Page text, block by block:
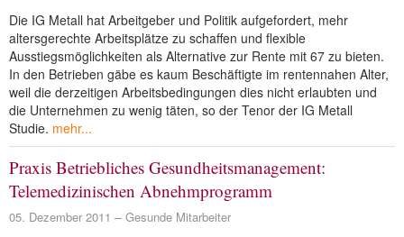
Die IG Metall hat Arbeitgeber und Politik aufgefordert, mehr
altersgerechte Arbeitsplätze zu schaffen und flexible
Ausstiegsmöglichkeiten als Alternative zur Rente mit 67 zu bieten.
In den Betrieben gäbe es kaum Beschäftigte im rentennahen Alter,
weil die derzeitigen Arbeitsbedingungen dies nicht erlaubten und
die Unternehmen zu wenig täten, so der Tenor der IG Metall
Studie. mehr...
Praxis Betriebliches Gesundheitsmanagement:
Telemedizinischen Abnehmprogramm
05. Dezember 2011 Gesunde Mitarbeiter